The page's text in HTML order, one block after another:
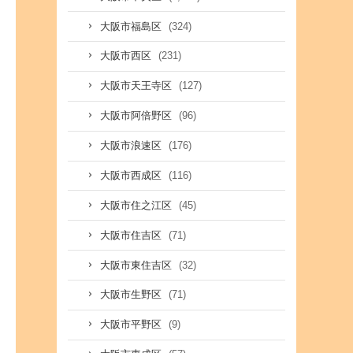
大阪市福島区 (324)
大阪市西区 (231)
大阪市天王寺区 (127)
大阪市阿倍野区 (96)
大阪市浪速区 (176)
大阪市西成区 (116)
大阪市住之江区 (45)
大阪市住吉区 (71)
大阪市東住吉区 (32)
大阪市生野区 (71)
大阪市平野区 (9)